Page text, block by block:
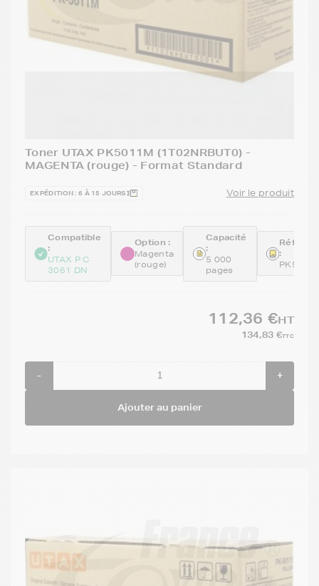
Toner UTAX PK5011M (1T02NRBUT0) -
MAGENTA (rouge) - Format Standard
EXPÉDITION : 6 À 15 JOURS Voir le produit
Compatible
:
UTAX P C
3061 DN
Option :
Magenta
(rouge)
Capacité
:
5 000
pages
:
112,36 €HT
134,83 €TTC
- +
Ajouter au panier